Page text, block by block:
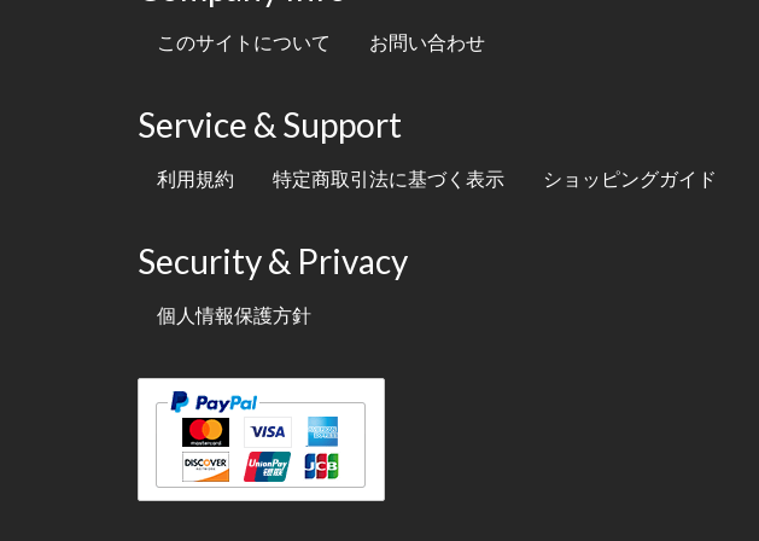
このサイトについて お問い合わせ
Service & Support
利用規約 特定商取引法に基づく表示 ショッピングガイド
Security & Privacy
個人情報保護方針
テキスト